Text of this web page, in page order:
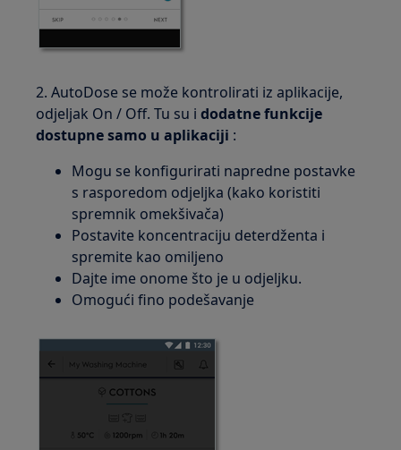
2. AutoDose se može kontrolirati iz aplikacije,
odjeljak On / Off. Tu su idodatne funkcije
dostupne samo u aplikaciji :
Mogu se konfigurirati napredne postavke
s rasporedom odjeljka (kako koristiti
spremnik omekšivača)
Postavite koncentraciju deterdženta i
spremite kao omiljeno
Dajte ime onome što je u odjeljku.
Omogući fino podešavanje